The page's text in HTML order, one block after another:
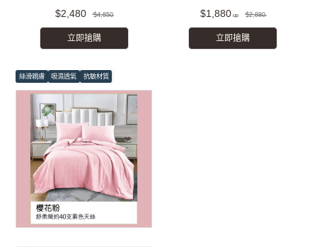
$2,480 $4,850
立即搶購
$1,880 $2,880
立即搶購
絲滑親膚 吸濕透氣 抗敏材質